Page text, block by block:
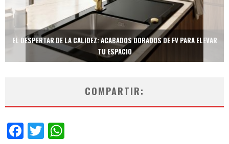
EL DESPERTAR DE LA CALIDEZ: ACABADOS DORADOS DE FV PARA ELEVAR
TU ESPACIO
COMPARTIR:
Facebook
Twitter